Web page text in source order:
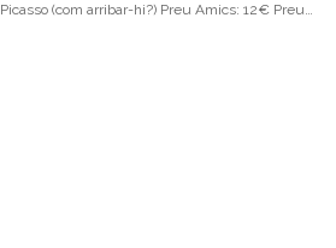
Picasso (com arribar-hi?) Preu Amics: 12€ Preu…